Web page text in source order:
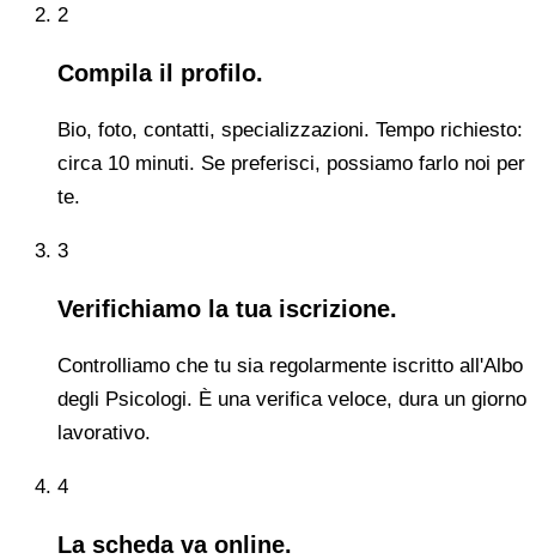
2
Compila il profilo.
Bio, foto, contatti, specializzazioni. Tempo richiesto:
circa 10 minuti. Se preferisci, possiamo farlo noi per
te.
3
Verifichiamo la tua iscrizione.
Controlliamo che tu sia regolarmente iscritto all'Albo
degli Psicologi. È una verifica veloce, dura un giorno
lavorativo.
4
La scheda va online.